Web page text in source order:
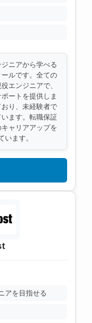
ニアから学べる
ルです。全ての
エンジニアで、
ートを提供しま
り、未経験者で
ます。転職保証
ャリアアップを
います。
アを目指せる